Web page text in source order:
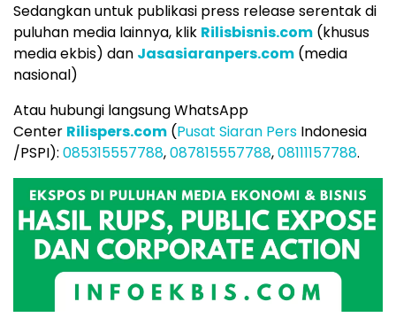
Sedangkan untuk publikasi press release serentak di
puluhan media lainnya, klik Rilisbisnis.com (khusus
media ekbis) dan Jasasiaranpers.com (media
nasional)
Atau hubungi langsung WhatsApp
Center Rilispers.com (Pusat Siaran Pers Indonesia
/PSPI): 085315557788,087815557788,08111157788.